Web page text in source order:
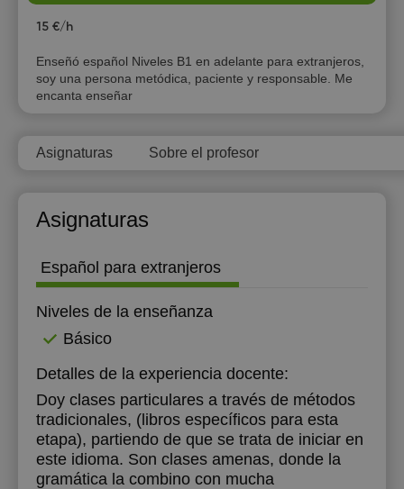
15 €/h
Enseñó español Niveles B1 en adelante para extranjeros,
soy una persona metódica, paciente y responsable. Me
encanta enseñar
Asignaturas Sobre el profesor
Asignaturas
Español para extranjeros
Niveles de la enseñanza
Básico
Detalles de la experiencia docente:
Doy clases particulares a través de métodos
tradicionales, (libros específicos para esta
etapa), partiendo de que se trata de iniciar en
este idioma. Son clases amenas, donde la
gramática la combino con mucha
10:30